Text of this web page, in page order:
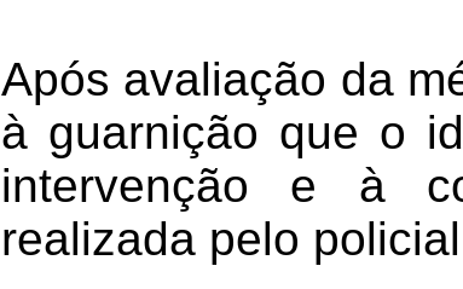
Após avaliação da
à guarnição que o
intervenção e à
realizada pelo